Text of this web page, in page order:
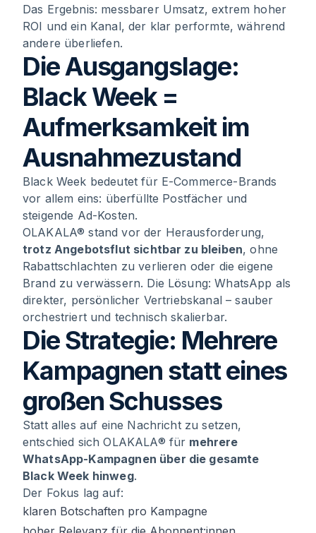
eines großen Schusses
3.Die Ergebnisse: Wenn Relevanz auf
Reichweite trifft
4.Warum das funktioniert hat
5
Fazit: Black Week kann profitabel sein –
wenn der Kanal stimmt
Das Ergebnis: messbarer Umsatz, extrem hoher
ROI und ein Kanal, der klar performte, während
andere überliefen.
Die Ausgangslage:
Black Week =
Aufmerksamkeit im
Ausnahmezustand
Black Week bedeutet für E-Commerce-Brands
vor allem eins: überfüllte Postfächer und
steigende Ad-Kosten.
OLAKALA® stand vor der Herausforderung,
trotz Angebotsflut sichtbar zu bleiben, ohne
Rabattschlachten zu verlieren oder die eigene
Brand zu verwässern. Die Lösung: WhatsApp als
direkter, persönlicher Vertriebskanal – sauber
orchestriert und technisch skalierbar.
Die Strategie: Mehrere
Kampagnen statt eines
großen Schusses
Statt alles auf eine Nachricht zu setzen,
entschied sich OLAKALA® für mehrere
WhatsApp-Kampagnen über die gesamte
Black Week hinweg.
Der Fokus lag auf:
klaren Botschaften pro Kampagne